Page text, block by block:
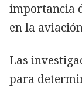
importancia
en la
Las
para